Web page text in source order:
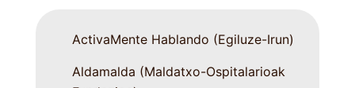
ActivaMente Hablando (Egiluze-Irun)
Aldamalda (Maldatxo-Ospitalarioak